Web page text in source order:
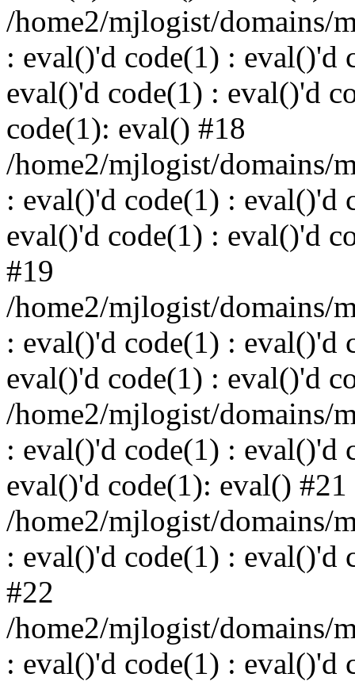
/home2/mjlogist/domains/
: eval()'d code(1) : eval()'d
eval()'d code(1) : eval()'d
code(1): eval() #18
/home2/mjlogist/domains/
: eval()'d code(1) : eval()'d
eval()'d code(1) : eval()'d
#19
/home2/mjlogist/domains/
: eval()'d code(1) : eval()'d
eval()'d code(1) : eval()'d
/home2/mjlogist/domains/
: eval()'d code(1) : eval()'d
eval()'d code(1): eval() #21
/home2/mjlogist/domains/
: eval()'d code(1) : eval()'d
#22
/home2/mjlogist/domains/
: eval()'d code(1) : eval()'d